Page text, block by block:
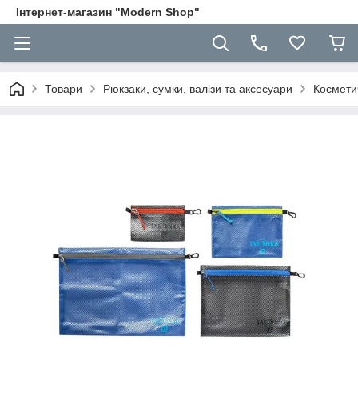
Інтернет-магазин "Modern Shop"
Товари Рюкзаки, сумки, валізи та аксесуари